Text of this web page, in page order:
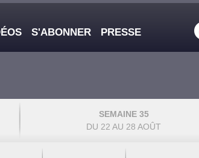
S'ABONNER PRESSE
SEMAINE 35
DU 22 AU 28 AOÛT